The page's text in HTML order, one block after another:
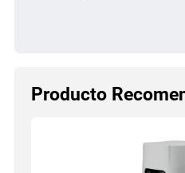
Producto